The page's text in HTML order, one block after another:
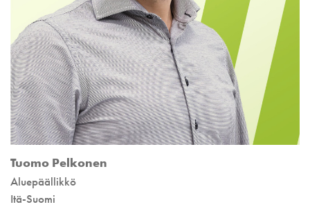
Tuomo Pelkonen
Aluepäällikkö
Itä-Suomi